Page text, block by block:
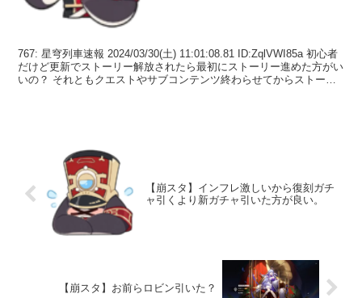
767: 星穹列車速報 2024/03/30(土) 11:01:08.81 ID:ZqlVWI85a 初心者
だけど更新でストーリー解放されたら最初にストーリー進めた方がい
いの？ それともクエストやサブコンテンツ終わらせてからストーリ
【崩スタ】インフレ激しいから復刻ガチ
ャ引くより新ガチャ引いた方が良い。
【崩スタ】お前らロビン引いた？